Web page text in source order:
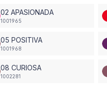
02 APASIONADA
1001965
05 POSITIVA
1001968
08 CURIOSA
1002281